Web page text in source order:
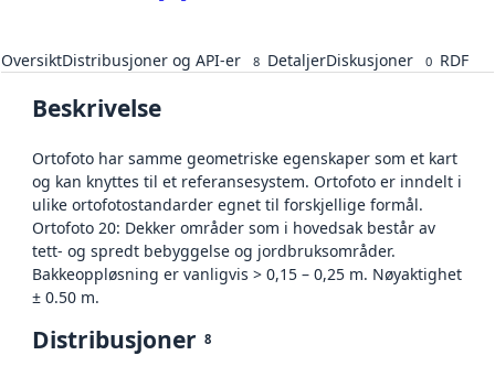
OversiktDistribusjoner og API-er 8 DetaljerDiskusjoner 0 RDF
Beskrivelse
Ortofoto har samme geometriske egenskaper som et kart
og kan knyttes til et referansesystem. Ortofoto er inndelt i
ulike ortofotostandarder egnet til forskjellige formål.
Ortofoto 20: Dekker områder som i hovedsak består av
tett- og spredt bebyggelse og jordbruksområder.
Bakkeoppløsning er vanligvis > 0,15 – 0,25 m. Nøyaktighet
± 0.50 m.
Distribusjoner 8